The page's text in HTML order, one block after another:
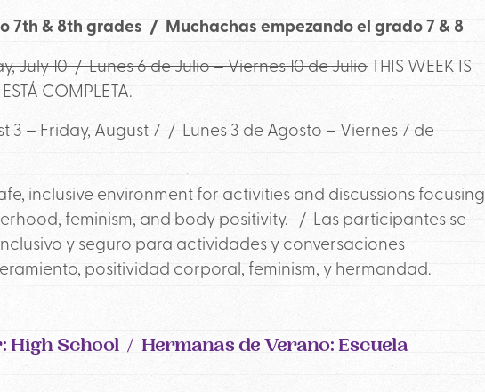
7th & 8th grades / Muchachas empezando el grado 7 & 8
July 10 /Lunes 6 de Julio – Viernes 10 de JulioTHIS WEEK IS
COMPLETA.
3 – Friday, August 7 / Lunes 3 de Agosto – Viernes 7 de
inclusive environment for activities and discussions focusing
feminism, and body positivity. / Las participantes se
y seguro para actividades y conversaciones
positividad corporal, feminism, y hermandad.
High School / Hermanas de Verano: Escuela